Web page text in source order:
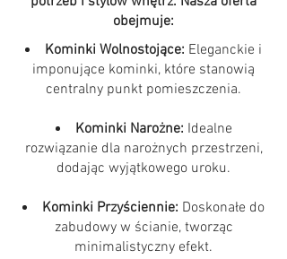
obejmuje:​
Kominki Wolnostojące: Eleganckie i
imponujące kominki, które stanowią
centralny punkt pomieszczenia.
Kominki Narożne: Idealne
rozwiązanie dla narożnych przestrzeni,
dodając wyjątkowego uroku.
Kominki Przyściennie: Doskonałe do
zabudowy w ścianie, tworząc
minimalistyczny efekt.